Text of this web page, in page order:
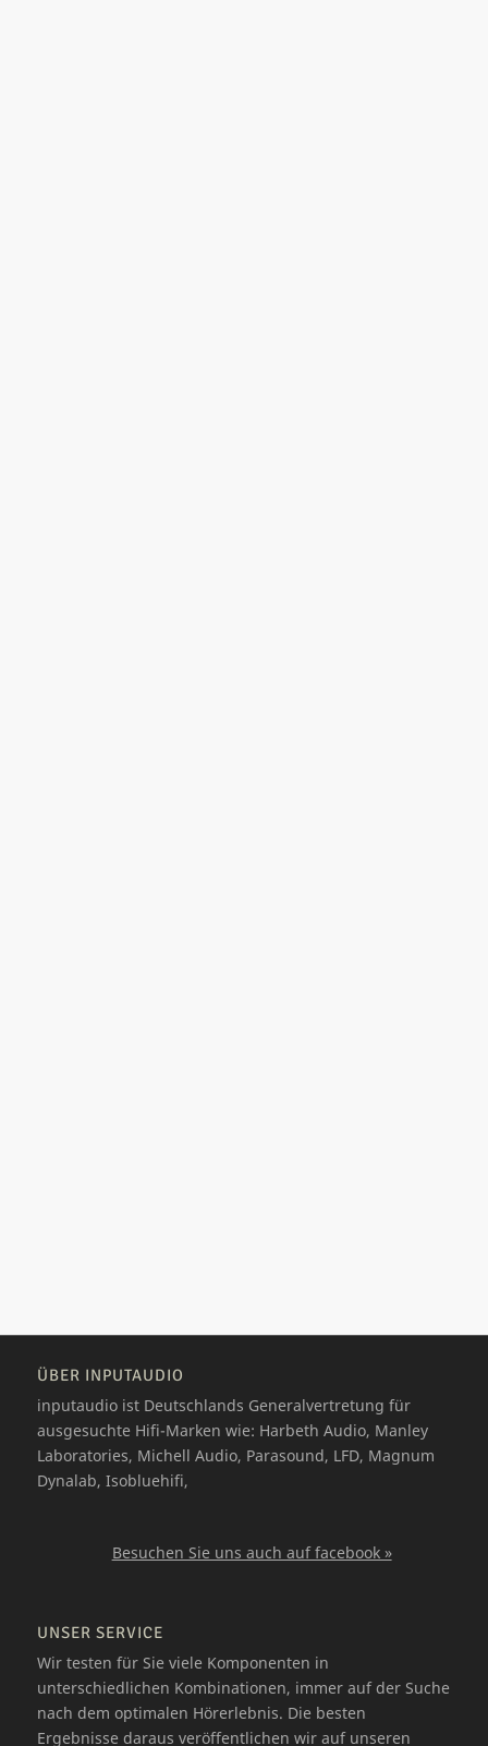
ÜBER INPUTAUDIO
inputaudio ist Deutschlands Generalvertretung für
ausgesuchte Hifi-Marken wie: Harbeth Audio, Manley
Laboratories, Michell Audio, Parasound, LFD, Magnum
Dynalab, Isobluehifi,
Besuchen Sie uns auch auf facebook »
UNSER SERVICE
Wir testen für Sie viele Komponenten in
unterschiedlichen Kombinationen, immer auf der Suche
nach dem optimalen Hörerlebnis. Die besten
Ergebnisse daraus veröffentlichen wir auf unseren